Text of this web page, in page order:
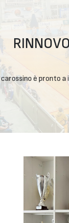
carossino è pronto a